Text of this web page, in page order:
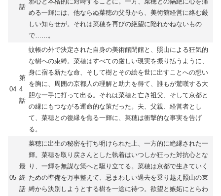
話
める一輝には、他ならぬ菜穂の父母から、美術館経営に絡む厳
しい知らせが。それは菜穂を再びの絶望に陥れかねないもの
で……。
04
第
4
話
蚊帳の外で決定された自身の美術館閉館と、照山による狂気的
な樹への束縛。菜穂はすべての厳しい現実を振り払うように、
身に宿る新たな命、そして樹とその絵を世に出すことへの想い
を胸に、周囲の京都人の理解と助力を得て、誰もが驚嘆する大
胆な一手に打って出る。それは菜穂と亡き祖父、そして京都と
の縁にもつながる運命的な策だった。夫、父親、経営者とし
て、菜穂との復縁を焦る一輝に、菜穂は衝撃的な事実を告げ
る。
05
最
終
話
菜穂に出生の秘密を打ち明けられた上、一方的に絶縁された一
輝。菜穂を取り戻さんとした執着はいつしか狂った対抗心とな
り、一輝を無謀な策へと駆り立てる。菜穂は京都で生きていく
ための準備を万事整えて、忌まわしい過去を乗り越え照山の束
縛から決別しようとする樹を一途に待つ。欲望と嫉妬にとらわ